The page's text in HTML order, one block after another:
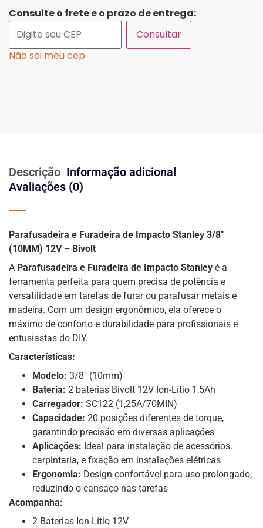
Consulte o frete e o prazo de entrega:
Consultar
Não sei meu cep
Descrição Informação adicional
Avaliações (0)
Parafusadeira e Furadeira de Impacto Stanley 3/8″
(10MM) 12V – Bivolt
A Parafusadeira e Furadeira de Impacto Stanley é a
ferramenta perfeita para quem precisa de potência e
versatilidade em tarefas de furar ou parafusar metais e
madeira. Com um design ergonômico, ela oferece o
máximo de conforto e durabilidade para profissionais e
entusiastas do DIY.
Características:
Modelo: 3/8″ (10mm)
Bateria: 2 baterias Bivolt 12V Ion-Lítio 1,5Ah
Carregador: SC122 (1,25A/70MIN)
Capacidade: 20 posições diferentes de torque,
garantindo precisão em diversas aplicações
Aplicações: Ideal para instalação de acessórios,
carpintaria, e fixação em instalações elétricas
Ergonomia: Design confortável para uso prolongado,
reduzindo o cansaço nas tarefas
Acompanha:
2 Baterias Ion-Lítio 12V